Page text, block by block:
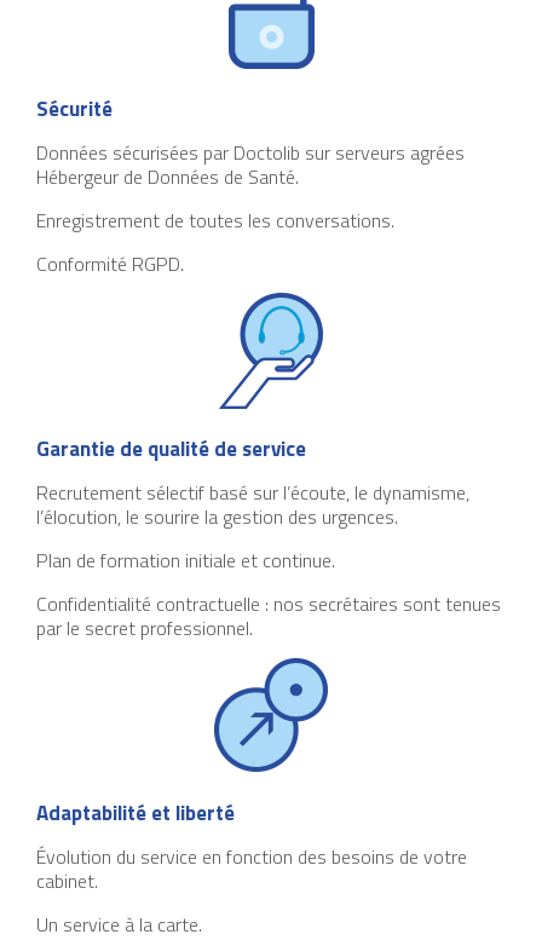
Sécurité
Données sécurisées par Doctolib sur serveurs agrées
Hébergeur de Données de Santé.
Enregistrement de toutes les conversations.
Conformité RGPD.
Garantie de qualité de service
Recrutement sélectif basé sur l’écoute, le dynamisme,
l’élocution, le sourire la gestion des urgences.
Plan de formation initiale et continue.
Confidentialité contractuelle : nos secrétaires sont tenues
par le secret professionnel.
Adaptabilité et liberté
Évolution du service en fonction des besoins de votre
cabinet.
Un service à la carte.